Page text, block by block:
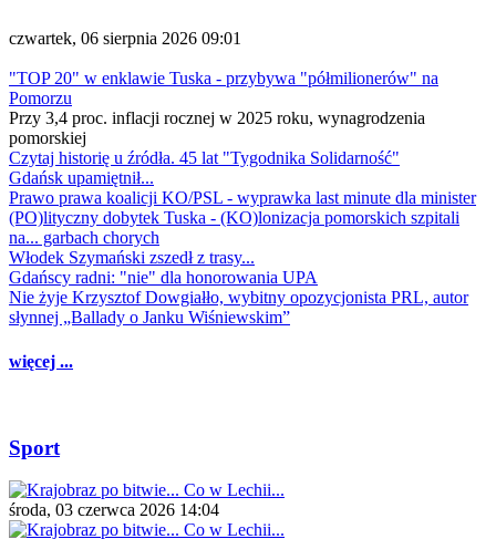
czwartek, 06 sierpnia 2026 09:01
"TOP 20" w enklawie Tuska - przybywa "półmilionerów" na
Pomorzu
Przy 3,4 proc. inflacji rocznej w 2025 roku, wynagrodzenia
pomorskiej
Czytaj historię u źródła. 45 lat "Tygodnika Solidarność"
Gdańsk upamiętnił...
Prawo prawa koalicji KO/PSL - wyprawka last minute dla minister
(PO)lityczny dobytek Tuska - (KO)lonizacja pomorskich szpitali
na... garbach chorych
Włodek Szymański zszedł z trasy...
Gdańscy radni: "nie" dla honorowania UPA
Nie żyje Krzysztof Dowgiałło, wybitny opozycjonista PRL, autor
słynnej „Ballady o Janku Wiśniewskim”
więcej ...
Sport
środa, 03 czerwca 2026 14:04